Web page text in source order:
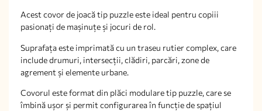
Acest covor de joacă tip puzzle este ideal pentru copiii
pasionați de mașinuțe și jocuri de rol.
Suprafața este imprimată cu un traseu rutier complex, care
include drumuri, intersecții, clădiri, parcări, zone de
agrement și elemente urbane.
Covorul este format din plăci modulare tip puzzle, care se
îmbină ușor și permit configurarea în funcție de spațiul